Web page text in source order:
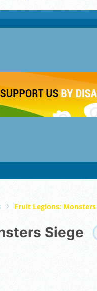
Fruit Legions: Monsters
Siege